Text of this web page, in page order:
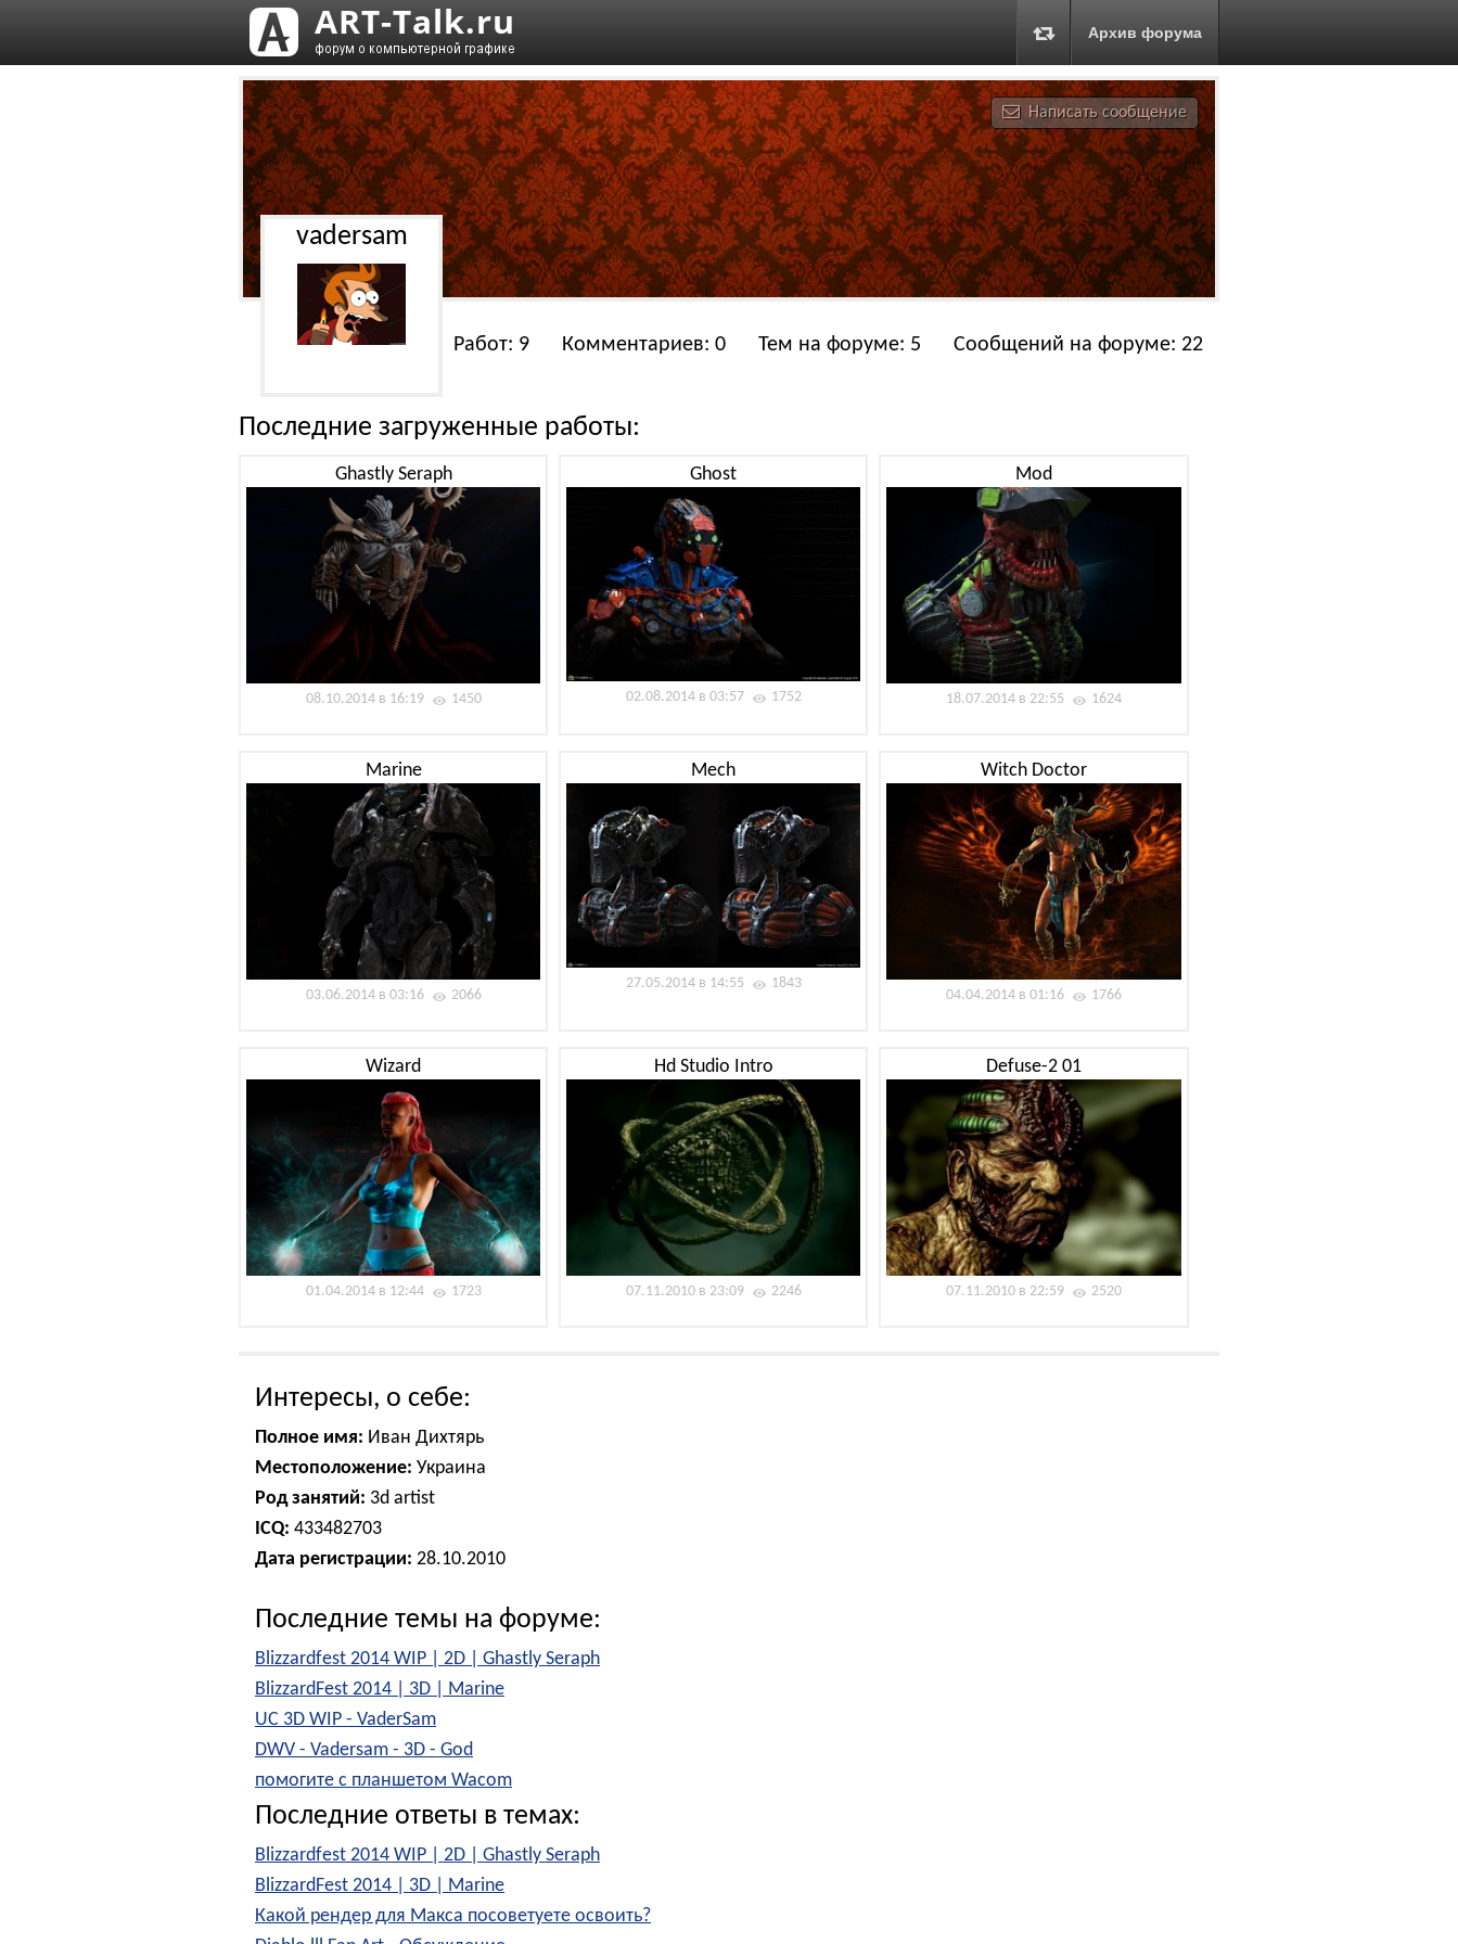
Архив форума
Написать сообщение
vadersam
Работ: 9 Комментариев: 0 Тем на форуме: 5 Сообщений на форуме: 22
Последние загруженные работы:
Ghastly Seraph
08.10.2014 в 16:19 1450
Ghost
02.08.2014 в 03:57 1752
Mod
18.07.2014 в 22:55 1624
Marine
03.06.2014 в 03:16 2066
Mech
27.05.2014 в 14:55 1843
Witch Doctor
04.04.2014 в 01:16 1766
Wizard
01.04.2014 в 12:44 1723
Hd Studio Intro
07.11.2010 в 23:09 2246
Defuse-2 01
07.11.2010 в 22:59 2520
Интересы, о себе:
Полное имя: Иван Дихтярь
Местоположение: Украина
Род занятий: 3d artist
ICQ: 433482703
Дата регистрации: 28.10.2010
Последние темы на форуме:
Blizzardfest 2014 WIP | 2D | Ghastly Seraph
BlizzardFest 2014 | 3D | Marine
UC 3D WIP - VaderSam
DWV - Vadersam - 3D - God
помогите с планшетом Wacom
Последние ответы в темах:
Blizzardfest 2014 WIP | 2D | Ghastly Seraph
BlizzardFest 2014 | 3D | Marine
Какой рендер для Макса посоветуете освоить?